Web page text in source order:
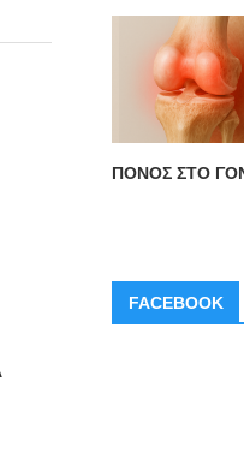
ΠΟΝΟΣ ΣΤΟ
FACEBOOK